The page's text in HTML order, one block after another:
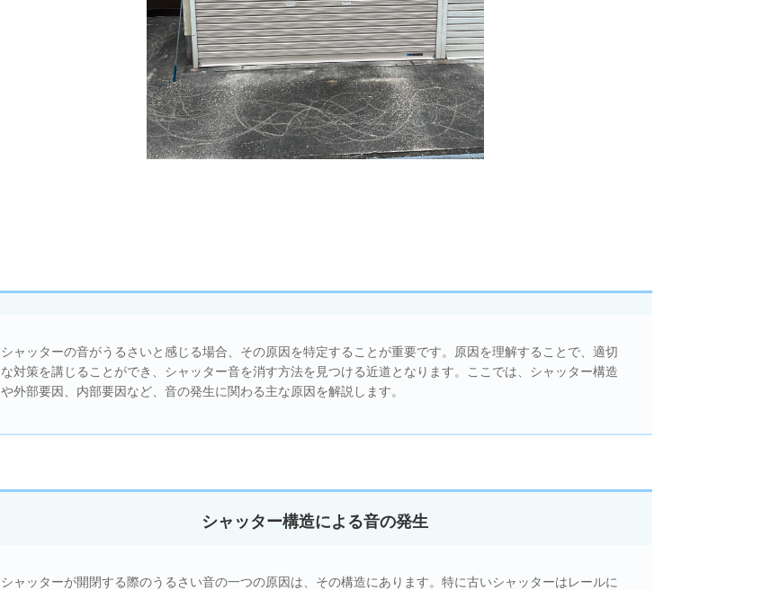
シャッターの音がうるさいと感じる場合、その原因を特定することが重要です。原因を理解することで、適切
な対策を講じることができ、シャッター音を消す方法を見つける近道となります。ここでは、シャッター構造
や外部要因、内部要因など、音の発生に関わる主な原因を解説します。
シャッター構造による音の発生
シャッターが開閉する際のうるさい音の一つの原因は、その構造にあります。特に古いシャッターはレールに